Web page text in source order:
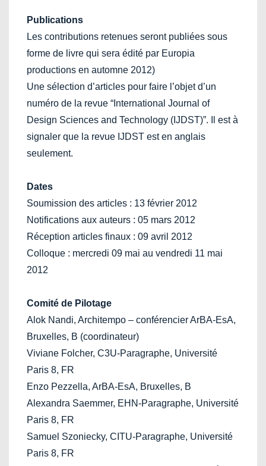
Publications
Les contributions retenues seront publiées sous
forme de livre qui sera édité par Europia
productions en automne 2012)
Une sélection d’articles pour faire l’objet d’un
numéro de la revue “International Journal of
Design Sciences and Technology (IJDST)”. Il est à
signaler que la revue IJDST est en anglais
seulement.
Dates
Soumission des articles : 13 février 2012
Notifications aux auteurs : 05 mars 2012
Réception articles finaux : 09 avril 2012
Colloque : mercredi 09 mai au vendredi 11 mai
2012
Comité de Pilotage
Alok Nandi, Architempo – conférencier ArBA-EsA,
Bruxelles, B (coordinateur)
Viviane Folcher, C3U-Paragraphe, Université
Paris 8, FR
Enzo Pezzella, ArBA-EsA, Bruxelles, B
Alexandra Saemmer, EHN-Paragraphe, Université
Paris 8, FR
Samuel Szoniecky, CITU-Paragraphe, Université
Paris 8, FR